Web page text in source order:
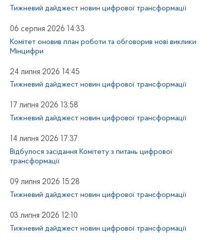
Тижневий дайджест новин цифрової трансформації
06 серпня 2026 14:33
Комітет оновив план роботи та обговорив нові виклики
Мінцифри
24 липня 2026 14:45
Тижневий дайджест новин цифрової трансформації
17 липня 2026 13:58
Тижневий дайджест новин цифрової трансформації
14 липня 2026 17:37
Відбулося засідання Комітету з питань цифрової
трансформації
09 липня 2026 15:28
Тижневий дайджест новин цифрової трансформації
03 липня 2026 12:10
Тижневий дайджест новин цифрової трансформації